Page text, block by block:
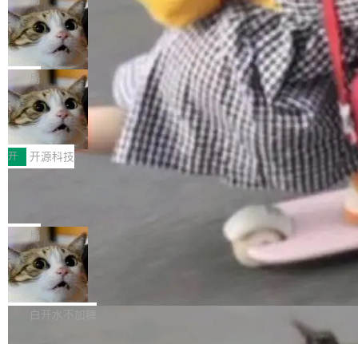
现实 过去两年，CIO们的焦虑清单上多了两项：
一是如何让大模型和智能体应用安全地从PoC走
向生产，二是如何让测试团队跟得上AI应用...
设置，如果用布尔值 + 可空字段来表示——bool
ean 表示是否可切换，nullable 的默认模式、浅
色方案、深色方案——会产生大量无意义的组
合。方案缺了、配置冲突了、全 null 了。要知道
哪些组合有效，作者说，你得靠"文档、校验、或
者部落知识"。 换个写法。Rust 的 enum，两个
变体：Switchable...
个"AI 知识库 + 聊天机器人"——每个大厂都在
做，没什么新鲜的。 但 Kenton Varda 在 Twitte
r 上把事情说清楚了： 今天我们发布了 Cloudfla
re OS，一个带连接器的聊天机器人，跟其他所
有科技公司做的一样。只不过，实际上它不一
样。这是 Sandstorm.io 的重制版，我十年前的
那个创业公司。不同的是，这次它构建在 Cloudf
lare Workers 上——我花了九年时间搭建的平台
——并且深度集成了 AI。这基本上是我十年秘密
Deno 团队开源 Celld，可自托管的分
布式 Durable Objects
Ryan Dahl 领导的 Deno 团队推出了最新开源项
目 Celld，一个能在自己机器上运行 Cloudflare
Workers 和 Durable Objects 的守护进程。 设
计思路很直接：每个对象是一个独立的 SQLite
数据库，按名称寻址，复制到你自己的 S3 兼容
存储库里。节点之间只通过这个存储库协调——
没有控制平面，没有共识协议。每个对象自带一
个小型数据库，应用天然按分片构建，单个数据
库的竞争和爆炸半径问题在设计层面就被消除
了。 闲置的 cell 会休眠到几乎不占资源。当 cel
l 迁移或唤醒时，新宿主从 S3 恢复 SQLite 数据
库继续执行。存储库是持久化的唯一真相...
局
鲁大师7月新机性能/流畅/AI榜：vivo夺
性能、流畅双第一，三星Galaxy Z系列
新折叠缺席
2026年7月的手机市场，由于存储等硬件成本暴
增，手机厂商的日子也不好过啊，新机速度明显
放缓，因此硝烟味淡了许多。新机参数规格除开
高价的三星折叠（三星Galaxy Z Fold8 Ultra / Z
Fold8 / Z Flip8）外，其余要么是中低端机器，
例如iQOO Z11i、REDMI Note 17、REDMI No
te 17 Pro、OPPO K15，要么是vivo X300 E这
样的次旗舰。 Galaxy Z Fold8 Ultra / Z Fold8 /
Z Flip8三款折叠屏新机均在7月22日发布，且全
部搭载骁龙8 Elite Gen5 for Galaxy，它们本该
开 开源科技
Zed 编辑器团队发布了新项目——DeltaDB，一
个在 git commit 之间记录每一次编辑操作的版
本控制系统。目前处于 Early Access 阶段。 De
ltaDB 的核心思路直接写在 landing page 最显
眼的位置：「Software is made between com
mits」——软件是在 commit 之间写出来的。git
局
SpaceXAI 单季资本开支达 183 亿美元
根据风险投资人Tomer Tunguz 博客（VC 分
析）披露的最新分析与第二季度业绩报告，Spac
白开水不加糖